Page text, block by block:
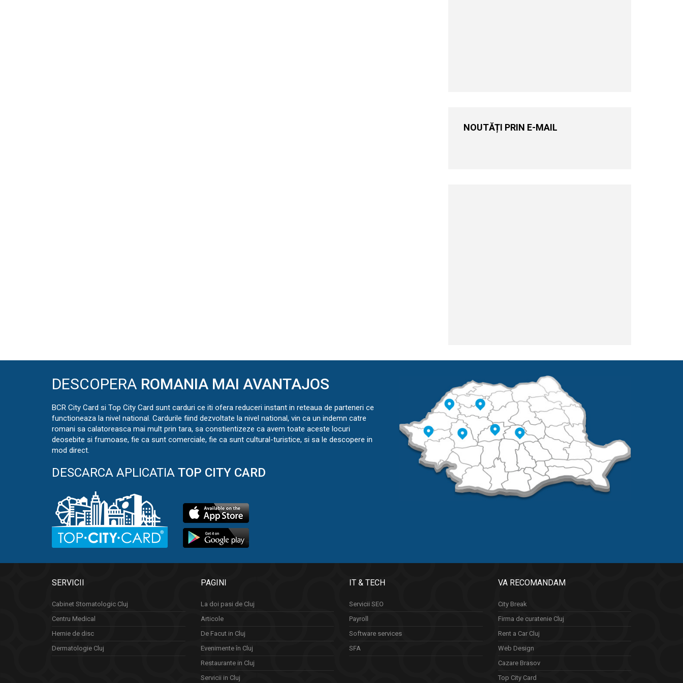
NOUTĂȚI PRIN E-MAIL
DESCOPERA ROMANIA MAI AVANTAJOS
BCR City Card si Top City Card sunt carduri ce iti ofera reduceri instant in reteaua de parteneri ce
functioneaza la nivel national. Cardurile fiind dezvoltate la nivel national, vin ca un indemn catre
romani sa calatoreasca mai mult prin tara, sa constientizeze ca avem toate aceste locuri
deosebite si frumoase, fie ca sunt comerciale, fie ca sunt cultural-turistice, si sa le descopere in
mod direct.
DESCARCA APLICATIA TOP CITY CARD
SERVICII
Cabinet Stomatologic Cluj
Centru Medical
Hernie de disc
Dermatologie Cluj
PAGINI
La doi pasi de Cluj
Articole
De Facut in Cluj
Evenimente în Cluj
Restaurante in Cluj
Servicii in Cluj
IT & TECH
Servicii SEO
Payroll
Software services
SFA
VA RECOMANDAM
City Break
Firma de curatenie Cluj
Rent a Car Cluj
Web Design
Cazare Brasov
Top City Card